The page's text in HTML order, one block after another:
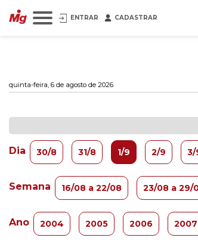
ENTRAR CADASTRAR
quinta-feira, 6 de agosto de 2026
Dia 30/8 31/8 1/9 2/9 3/
Semana 16/08 a 22/08 23/08 a 29/
Ano 2004 2005 2006 2007